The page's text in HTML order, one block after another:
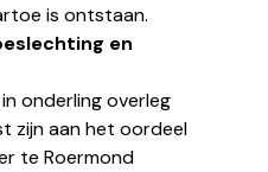
is ontstaan.
en
onderling overleg
zijn aan het oordeel
te Roermond